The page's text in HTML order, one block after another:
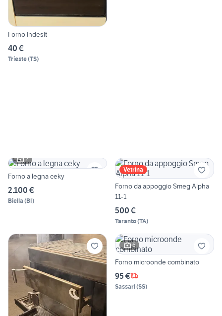
Forno Indesit
40 €
Trieste(TS)
2
Forno a legna ceky
2.100 €
Biella (BI)
Vetrina
Forno da appoggio Smeg Alpha
11-1
500 €
Taranto(TA)
6
Forno microonde combinato
95 €
Sassari(SS)